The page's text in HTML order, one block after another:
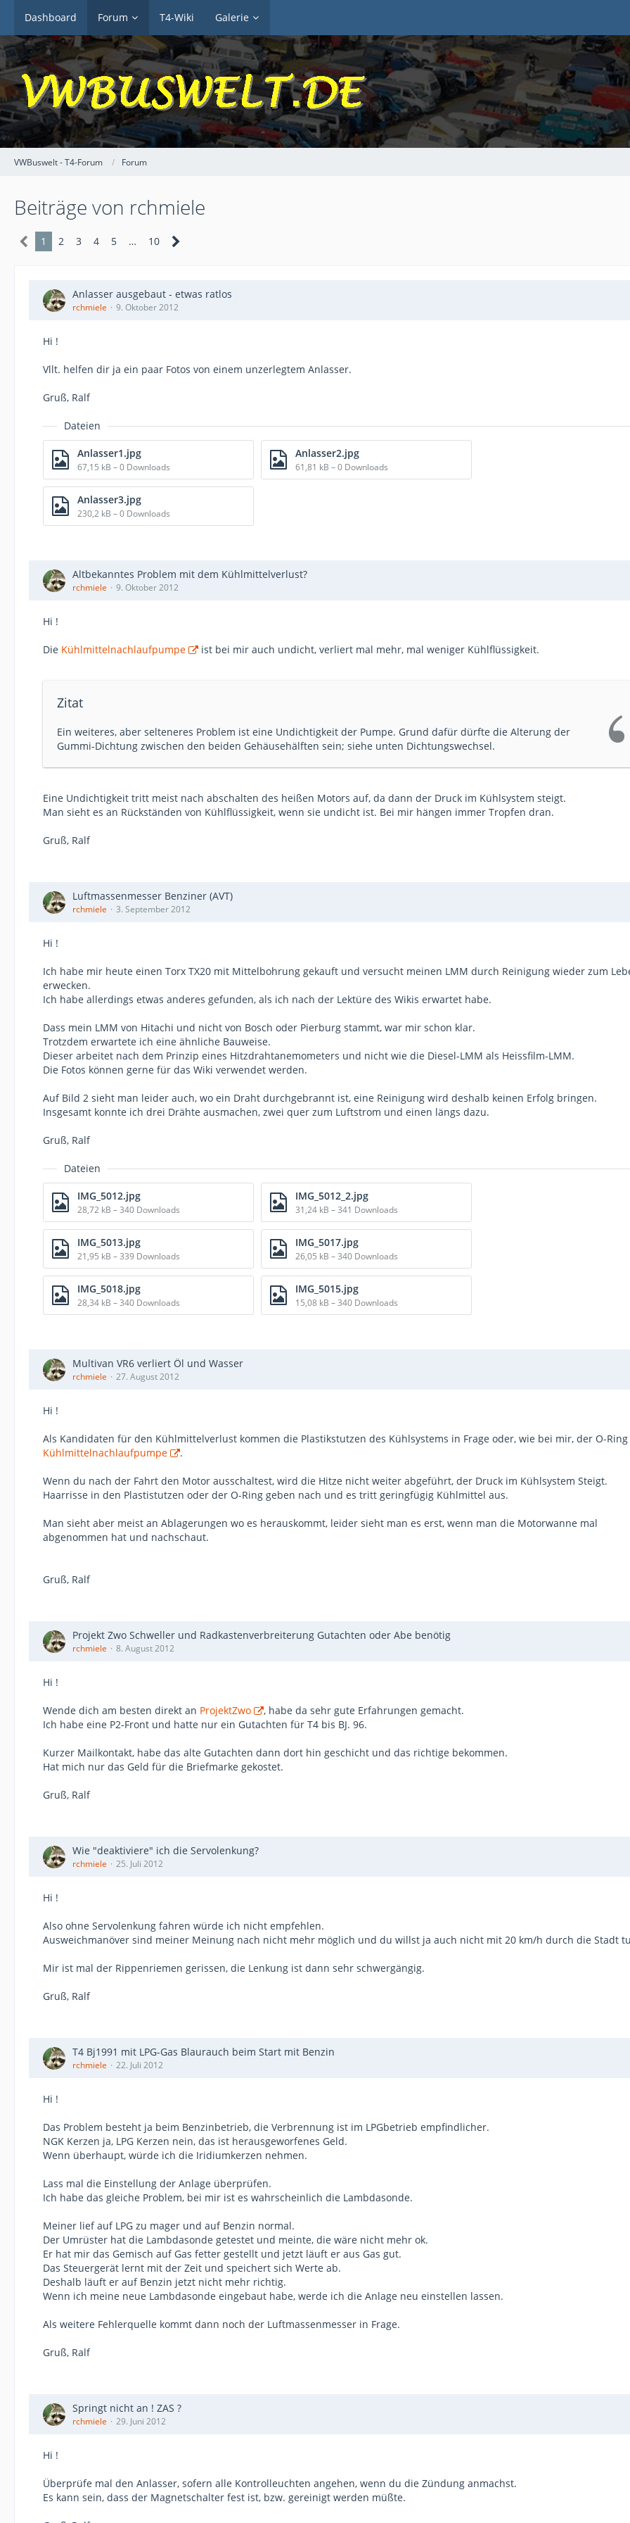
Dashboard Forum T4-Wiki Galerie
VWBuswelt - T4-Forum Forum
Beiträge von rchmiele
1 2 3 4 5 … 10
Anlasser ausgebaut - etwas ratlos
rchmiele 9. Oktober 2012
Hi !
Vllt. helfen dir ja ein paar Fotos von einem unzerlegtem Anlasser.
Gruß, Ralf
Dateien
Anlasser1.jpg
67,15 kB – 0 Downloads
Anlasser2.jpg
61,81 kB – 0 Downloads
Anlasser3.jpg
230,2 kB – 0 Downloads
Altbekanntes Problem mit dem Kühlmittelverlust?
rchmiele 9. Oktober 2012
Hi !
Die Kühlmittelnachlaufpumpe ist bei mir auch undicht, verliert mal mehr, mal weniger Kühlflüssigkeit.
Zitat
Ein weiteres, aber selteneres Problem ist eine Undichtigkeit der Pumpe. Grund dafür dürfte die Alterung der
Gummi-Dichtung zwischen den beiden Gehäusehälften sein; siehe unten Dichtungswechsel.
Eine Undichtigkeit tritt meist nach abschalten des heißen Motors auf, da dann der Druck im Kühlsystem steigt.
Man sieht es an Rückständen von Kühlflüssigkeit, wenn sie undicht ist. Bei mir hängen immer Tropfen dran.
Gruß, Ralf
Luftmassenmesser Benziner (AVT)
rchmiele 3. September 2012
Hi !
Ich habe mir heute einen Torx TX20 mit Mittelbohrung gekauft und versucht meinen LMM durch Reinigung wieder zum
erwecken.
Ich habe allerdings etwas anderes gefunden, als ich nach der Lektüre des Wikis erwartet habe.
Dass mein LMM von Hitachi und nicht von Bosch oder Pierburg stammt, war mir schon klar.
Trotzdem erwartete ich eine ähnliche Bauweise.
Dieser arbeitet nach dem Prinzip eines Hitzdrahtanemometers und nicht wie die Diesel-LMM als Heissfilm-LMM.
Die Fotos können gerne für das Wiki verwendet werden.
Auf Bild 2 sieht man leider auch, wo ein Draht durchgebrannt ist, eine Reinigung wird deshalb keinen Erfolg bringen.
Insgesamt konnte ich drei Drähte ausmachen, zwei quer zum Luftstrom und einen längs dazu.
Gruß, Ralf
Dateien
IMG_5012.jpg
28,72 kB – 340 Downloads
IMG_5012_2.jpg
31,24 kB – 341 Downloads
IMG_5013.jpg
21,95 kB – 339 Downloads
IMG_5017.jpg
26,05 kB – 340 Downloads
IMG_5018.jpg
28,34 kB – 340 Downloads
IMG_5015.jpg
15,08 kB – 340 Downloads
Multivan VR6 verliert Öl und Wasser
rchmiele 27. August 2012
Hi !
Als Kandidaten für den Kühlmittelverlust kommen die Plastikstutzen des Kühlsystems in Frage oder, wie bei mir, der O-
Kühlmittelnachlaufpumpe
.
Wenn du nach der Fahrt den Motor ausschaltest, wird die Hitze nicht weiter abgeführt, der Druck im Kühlsystem Steigt.
Haarrisse in den Plastistutzen oder der O-Ring geben nach und es tritt geringfügig Kühlmittel aus.
Man sieht aber meist an Ablagerungen wo es herauskommt, leider sieht man es erst, wenn man die Motorwanne mal
abgenommen hat und nachschaut.
Gruß, Ralf
Projekt Zwo Schweller und Radkastenverbreiterung Gutachten oder Abe benötig
rchmiele 8. August 2012
Hi !
Wende dich am besten direkt an ProjektZwo
, habe da sehr gute Erfahrungen gemacht.
Ich habe eine P2-Front und hatte nur ein Gutachten für T4 bis BJ. 96.
Kurzer Mailkontakt, habe das alte Gutachten dann dort hin geschicht und das richtige bekommen.
Hat mich nur das Geld für die Briefmarke gekostet.
Gruß, Ralf
Wie "deaktiviere" ich die Servolenkung?
rchmiele 25. Juli 2012
Hi !
Also ohne Servolenkung fahren würde ich nicht empfehlen.
Ausweichmanöver sind meiner Meinung nach nicht mehr möglich und du willst ja auch nicht mit 20 km/h durch die Stadt
Mir ist mal der Rippenriemen gerissen, die Lenkung ist dann sehr schwergängig.
Gruß, Ralf
T4 Bj1991 mit LPG-Gas Blaurauch beim Start mit Benzin
rchmiele 22. Juli 2012
Hi !
Das Problem besteht ja beim Benzinbetrieb, die Verbrennung ist im LPGbetrieb empfindlicher.
NGK Kerzen ja, LPG Kerzen nein, das ist herausgeworfenes Geld.
Wenn überhaupt, würde ich die Iridiumkerzen nehmen.
Lass mal die Einstellung der Anlage überprüfen.
Ich habe das gleiche Problem, bei mir ist es wahrscheinlich die Lambdasonde.
Meiner lief auf LPG zu mager und auf Benzin normal.
Der Umrüster hat die Lambdasonde getestet und meinte, die wäre nicht mehr ok.
Er hat mir das Gemisch auf Gas fetter gestellt und jetzt läuft er aus Gas gut.
Das Steuergerät lernt mit der Zeit und speichert sich Werte ab.
Deshalb läuft er auf Benzin jetzt nicht mehr richtig.
Wenn ich meine neue Lambdasonde eingebaut habe, werde ich die Anlage neu einstellen lassen.
Als weitere Fehlerquelle kommt dann noch der Luftmassenmesser in Frage.
Gruß, Ralf
Springt nicht an ! ZAS ?
rchmiele 29. Juni 2012
Hi !
Überprüfe mal den Anlasser, sofern alle Kontrolleuchten angehen, wenn du die Zündung anmachst.
Es kann sein, dass der Magnetschalter fest ist, bzw. gereinigt werden müßte.